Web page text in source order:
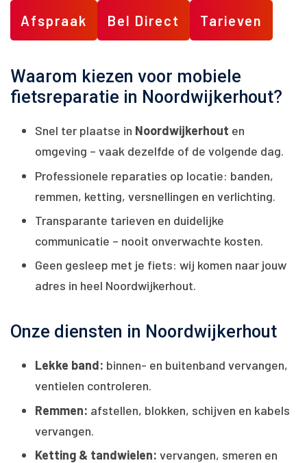
Afspraak Bel Direct Tarieven
Waarom kiezen voor mobiele
fietsreparatie in Noordwijkerhout?
Snel ter plaatse in Noordwijkerhout en
omgeving – vaak dezelfde of de volgende dag.
Professionele reparaties op locatie: banden,
remmen, ketting, versnellingen en verlichting.
Transparante tarieven en duidelijke
communicatie – nooit onverwachte kosten.
Geen gesleep met je fiets: wij komen naar jouw
adres in heel Noordwijkerhout.
Onze diensten in Noordwijkerhout
Lekke band: binnen- en buitenband vervangen,
ventielen controleren.
Remmen: afstellen, blokken, schijven en kabels
vervangen.
Ketting & tandwielen: vervangen, smeren en